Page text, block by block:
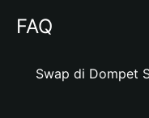
FAQ
Swap di Dompet